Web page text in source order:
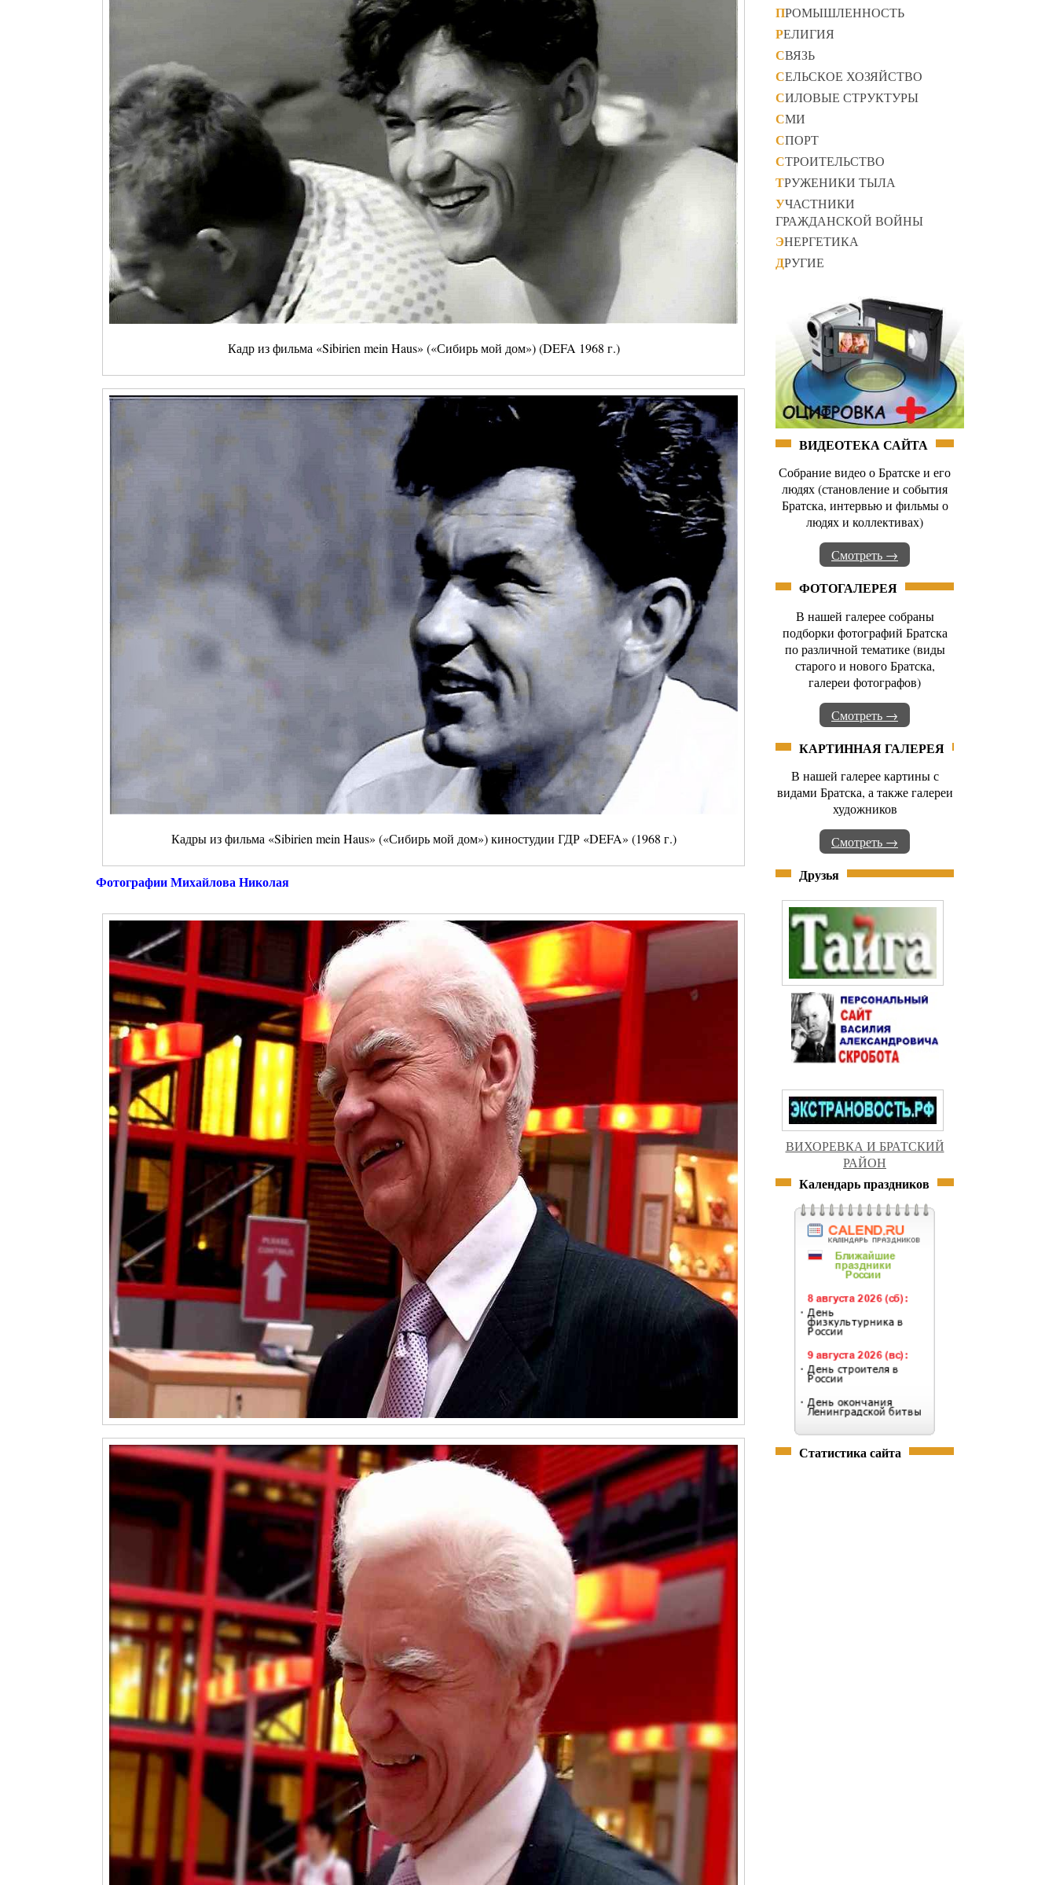
Кадр из фильма «Sibirien mein Haus» («Сибирь мой дом») (DEFA 1968 г.)
Кадры из фильма «Sibirien mein Haus» («Сибирь мой дом») киностудии ГДР «DEFA» (1968 г.)
Фотографии Михайлова Николая
ПРОМЫШЛЕННОСТЬ
РЕЛИГИЯ
СВЯЗЬ
СЕЛЬСКОЕ ХОЗЯЙСТВО
СИЛОВЫЕ СТРУКТУРЫ
СМИ
СПОРТ
СТРОИТЕЛЬСТВО
ТРУЖЕНИКИ ТЫЛА
УЧАСТНИКИ
ГРАЖДАНСКОЙ ВОЙНЫ
ЭНЕРГЕТИКА
ДРУГИЕ
ВИДЕОТЕКА САЙТА
Собрание видео о Братске и его
людях (становление и события
Братска, интервью и фильмы о
людях и коллективах)
Смотреть →
ФОТОГАЛЕРЕЯ
В нашей галерее собраны
подборки фотографий Братска
по различной тематике (виды
старого и нового Братска,
галереи фотографов)
Смотреть →
КАРТИННАЯ ГАЛЕРЕЯ
В нашей галерее картины с
видами Братска, а также галереи
художников
Смотреть →
Друзья
ВИХОРЕВКА И БРАТСКИЙ
РАЙОН
Календарь праздников
Статистика сайта